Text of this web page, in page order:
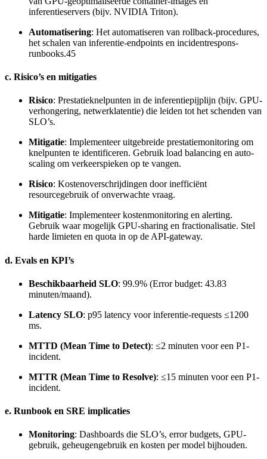
inferentieservers (bijv. NVIDIA Triton).
Automatisering: Het automatiseren van rollback-procedures,
het schalen van inferentie-endpoints en incidentrespons-
runbooks.45
c. Risico’s en mitigaties
Risico: Prestatieknelpunten in de inferentiepijplijn (bijv. GPU-
verhongering, netwerklatentie) die leiden tot het schenden van
SLO’s.
Mitigatie: Implementeer uitgebreide prestatiemonitoring om
knelpunten te identificeren. Gebruik load balancing en auto-
scaling om verkeerspieken op te vangen.
Risico: Kostenoverschrijdingen door inefficiënt
resourcegebruik of onverwachte vraag.
Mitigatie: Implementeer kostenmonitoring en alerting.
Gebruik waar mogelijk GPU-sharing en fractionalisatie. Stel
harde limieten en quota in op de API-gateway.
d. Evals en KPI’s
Beschikbaarheid SLO: 99.9% (Error budget: 43.83
minuten/maand).
Latency SLO: p95 latency voor inferentie-requests ≤1200
ms.
MTTD (Mean Time to Detect): ≤2 minuten voor een P1-
incident.
MTTR (Mean Time to Resolve): ≤15 minuten voor een P1-
incident.
e. Runbook en SRE implicaties
Monitoring: Dashboards die SLO’s, error budgets, GPU-
gebruik, geheugengebruik en kosten per model bijhouden.